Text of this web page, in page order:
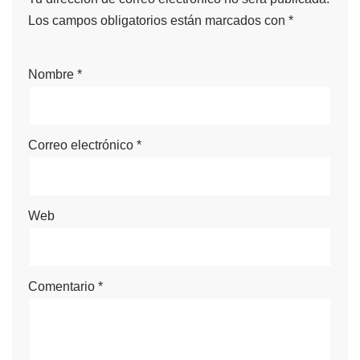
Los campos obligatorios están marcados con *
Nombre *
Correo electrónico *
Web
Comentario *